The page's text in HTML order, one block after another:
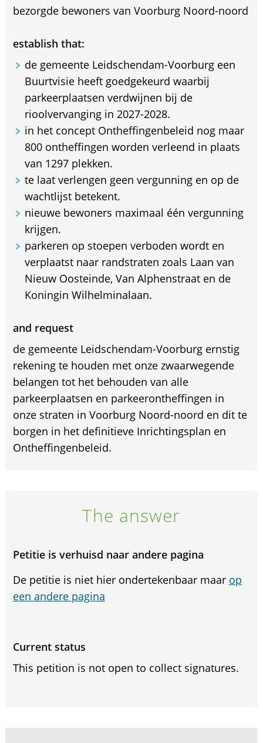
bezorgde bewoners van Voorburg Noord-noord
establish that:
de gemeente Leidschendam-Voorburg een
Buurtvisie heeft goedgekeurd waarbij
parkeerplaatsen verdwijnen bij de
rioolvervanging in 2027-2028.
in het concept Ontheffingenbeleid nog maar
800 ontheffingen worden verleend in plaats
van 1297 plekken.
te laat verlengen geen vergunning en op de
wachtlijst betekent.
nieuwe bewoners maximaal één vergunning
krijgen.
parkeren op stoepen verboden wordt en
verplaatst naar randstraten zoals Laan van
Nieuw Oosteinde, Van Alphenstraat en de
Koningin Wilhelminalaan.
and request
de gemeente Leidschendam-Voorburg ernstig
rekening te houden met onze zwaarwegende
belangen tot het behouden van alle
parkeerplaatsen en parkeerontheffingen in
onze straten in Voorburg Noord-noord en dit te
borgen in het definitieve Inrichtingsplan en
Ontheffingenbeleid.
The answer
Petitie is verhuisd naar andere pagina
De petitie is niet hier ondertekenbaar maar op
een andere pagina
Current status
This petition is not open to collect signatures.